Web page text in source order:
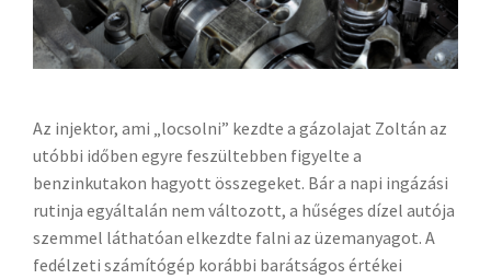
Az injektor, ami „locsolni” kezdte a gázolajat Zoltán az
utóbbi időben egyre feszültebben figyelte a
benzinkutakon hagyott összegeket. Bár a napi ingázási
rutinja egyáltalán nem változott, a hűséges dízel autója
szemmel láthatóan elkezdte falni az üzemanyagot. A
fedélzeti számítógép korábbi barátságos értékei